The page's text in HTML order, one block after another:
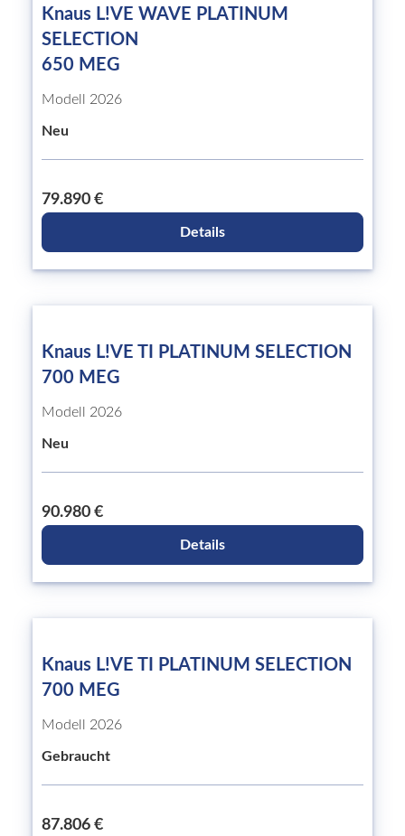
Knaus L!VE WAVE PLATINUM
SELECTION
650 MEG
Modell 2026
Neu
79.890 €
Details
Knaus L!VE TI PLATINUM SELECTION
700 MEG
Modell 2026
Neu
90.980 €
Details
Knaus L!VE TI PLATINUM SELECTION
700 MEG
Modell 2026
Gebraucht
87.806 €